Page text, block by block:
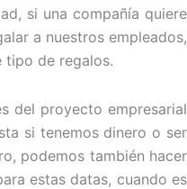
si una compañía quiere
a nuestros empleados,
tipo de regalos.
del proyecto empresarial
si tenemos dinero o ser
podemos también hacer
estas datas, cuando es